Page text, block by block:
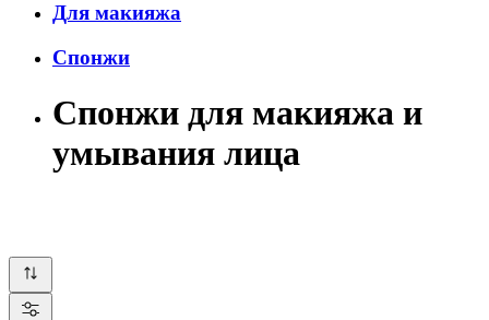
Для макияжа
Спонжи
Спонжи для макияжа и
умывания лица